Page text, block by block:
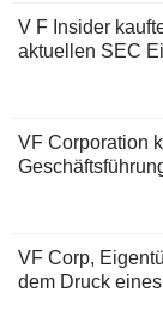
V F Insider
aktuellen SEC
VF Corporation
VF Corp,
dem Druck